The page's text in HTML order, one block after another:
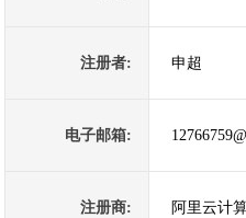
注册者: 申超
电子邮箱:
注册商: 阿里云计